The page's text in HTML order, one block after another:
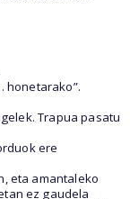
honetarako”.
Trapua pasatu
ere
eta amantaleko
ez gaudela